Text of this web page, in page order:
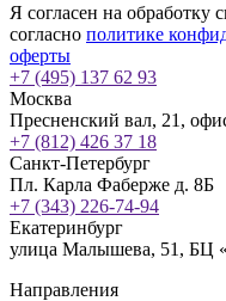
Я согласен на обработку
согласно политике
оферты
+7 (495) 137 62 93
Москва
Пресненский вал, 21,
+7 (812) 426 37 18
Санкт-Петербург
Пл. Карла Фаберже д. 8Б
+7 (343) 226-74-94
Екатеринбург
улица Малышева, 51, БЦ
Направления